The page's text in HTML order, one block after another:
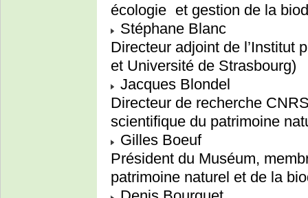
écologie et gestion de la
Stéphane Blanc
Directeur adjoint de l’Institut
et Université de Strasbourg)
Jacques Blondel
Directeur de recherche
scientifique du patrimoine
Gilles Boeuf
Président du Muséum,
patrimoine naturel et de la